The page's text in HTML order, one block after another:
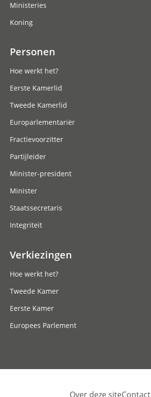
Ministeries
Koning
Personen
Hoe werkt het?
Eerste Kamerlid
Tweede Kamerlid
Europarlementariër
Fractievoorzitter
Partijleider
Minister-president
Minister
Staatssecretaris
Integriteit
Verkiezingen
Hoe werkt het?
Tweede Kamer
Eerste Kamer
Europees Parlement
Over deze siteContact